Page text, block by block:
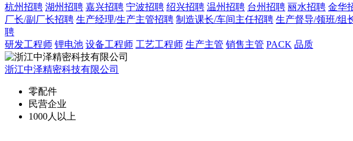
杭州招聘 湖州招聘 嘉兴招聘 宁波招聘 绍兴招聘 温州招聘 台州招聘 丽水招聘 金华
厂长/副厂长招聘 生产经理/生产主管招聘 制造课长/车间主任招聘 生产督导/领班/组
聘
研发工程师 锂电池 设备工程师 工艺工程师 生产主管 销售主管 PACK 品质
浙江中泽精密科技有限公司
零配件
民营企业
1000人以上